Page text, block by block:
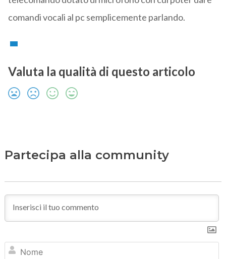
comandi vocali al pc semplicemente parlando.
Valuta la qualità di questo articolo
Partecipa alla community